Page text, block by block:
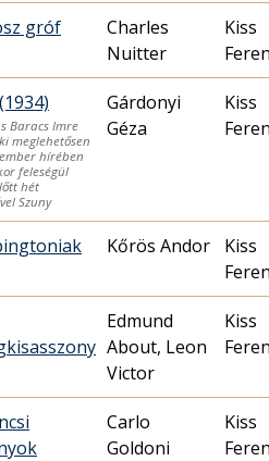
gróf
Charles
Nuitter
Kiss
Baracs Imre
meglehetősen
hírében
feleségül
hét
Szuny
Gárdonyi
Géza
Kiss
Kőrös Andor
Kiss
Edmund
About, Leon
Victor
Kiss
Carlo
Goldoni
Kiss